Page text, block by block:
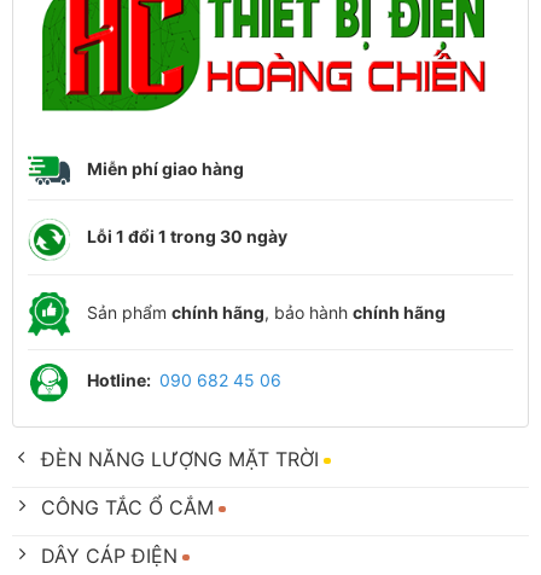
Miễn phí giao hàng
Lỗi 1 đổi 1 trong 30 ngày
Sản phẩm chính hãng, bảo hành chính hãng
Hotline: 090 682 45 06
ĐÈN NĂNG LƯỢNG MẶT TRỜI
CÔNG TẮC Ổ CẮM
DÂY CÁP ĐIỆN